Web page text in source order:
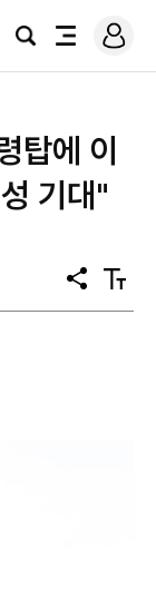
검
전
로
그
탑에 이
기대"
공
유
텍
스